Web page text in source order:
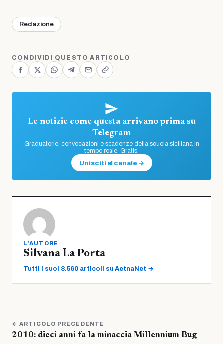
Redazione
CONDIVIDI QUESTO ARTICOLO
Le notizie come questa arrivano prima su
Telegram
Graduatorie, convocazioni e scadenze della scuola siciliana in
tempo reale. Gratis.
Unisciti al canale →
L'AUTORE
Silvana La Porta
Tutti i suoi 8.560 articoli su AetnaNet →
← ARTICOLO PRECEDENTE
2010: dieci anni fa la minaccia Millennium Bug